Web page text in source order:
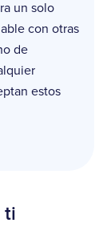
un solo
con otras
de
estos
ti